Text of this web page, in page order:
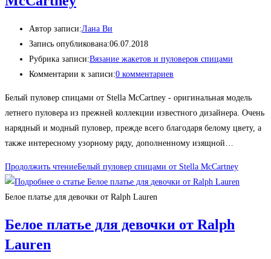
Автор записи:Лана Ви
Запись опубликована:06.07.2018
Рубрика записи:Вязание жакетов и пуловеров спицами
Комментарии к записи:0 комментариев
Белый пуловер спицами от Stella McCartney - оригинальная модель
летнего пуловера из прежней коллекции известного дизайнера. Очень
нарядный и модный пуловер, прежде всего благодаря белому цвету, а
также интересному узорному ряду, дополненному изящной…
Продолжить чтениеБелый пуловер спицами от Stella McCartney
Белое платье для девочки от Ralph Lauren
Белое платье для девочки от Ralph
Lauren